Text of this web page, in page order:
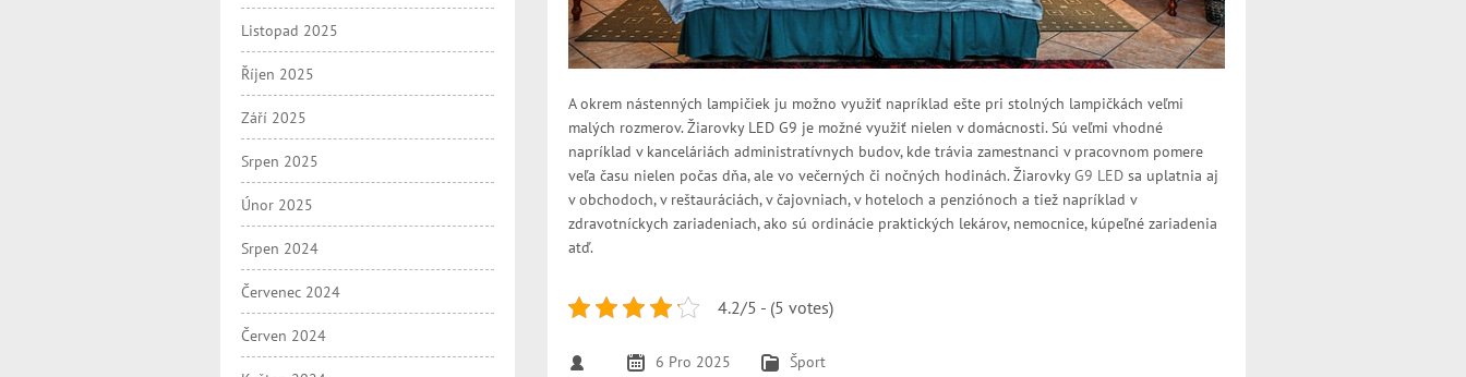
A okrem nástenných lampičiek ju možno využiť napríklad ešte pri stolných lampičkách veľmi
malých rozmerov. Žiarovky LED G9 je možné využiť nielen v domácnosti. Sú veľmi vhodné
napríklad v kanceláriách administratívnych budov, kde trávia zamestnanci v pracovnom pomere
veľa času nielen počas dňa, ale vo večerných či nočných hodinách. ŽiarovkyG9 LEDsa uplatnia aj
v obchodoch, v reštauráciách, v čajovniach, v hoteloch a penziónoch a tiež napríklad v
zdravotníckych zariadeniach, ako sú ordinácie praktických lekárov, nemocnice, kúpeľné zariadenia
atď.
4.2/5 - (5 votes)
6 Pro 2025 Šport
Listopad 2025
Říjen 2025
Září 2025
Srpen 2025
Únor 2025
Srpen 2024
Červenec 2024
Červen 2024